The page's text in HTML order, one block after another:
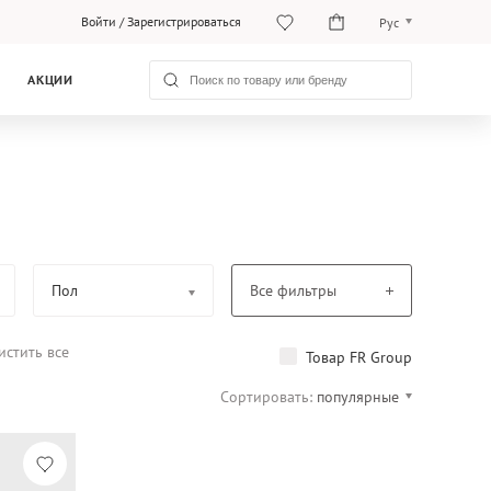
Войти /Зарегистрироваться Рус
Қаз
АКЦИИ
Пол Все фильтры
все
Товар FR Group
Сортировать: популярные